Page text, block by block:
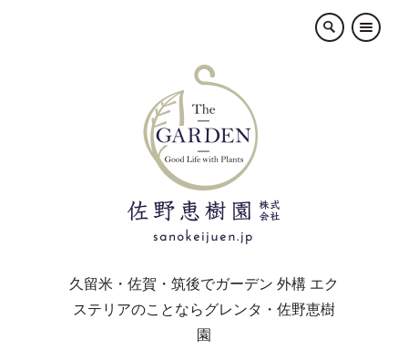
×
久留米・佐賀・筑後でガーデン 外構 エク
ステリアのことならグレンタ・佐野恵樹
園